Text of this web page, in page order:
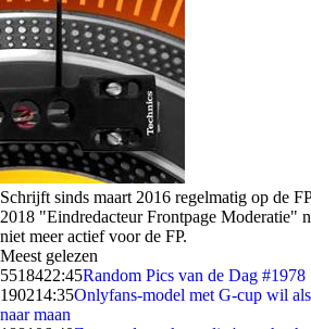
Schrijft sinds maart 2016 regelmatig op de
2018 "Eindredacteur Frontpage Moderatie"
niet meer actief voor de FP.
Meest gelezen
5518422:45Random Pics van de Dag #1978
190214:35Onlyfans-model met G-cup wil
naar maan